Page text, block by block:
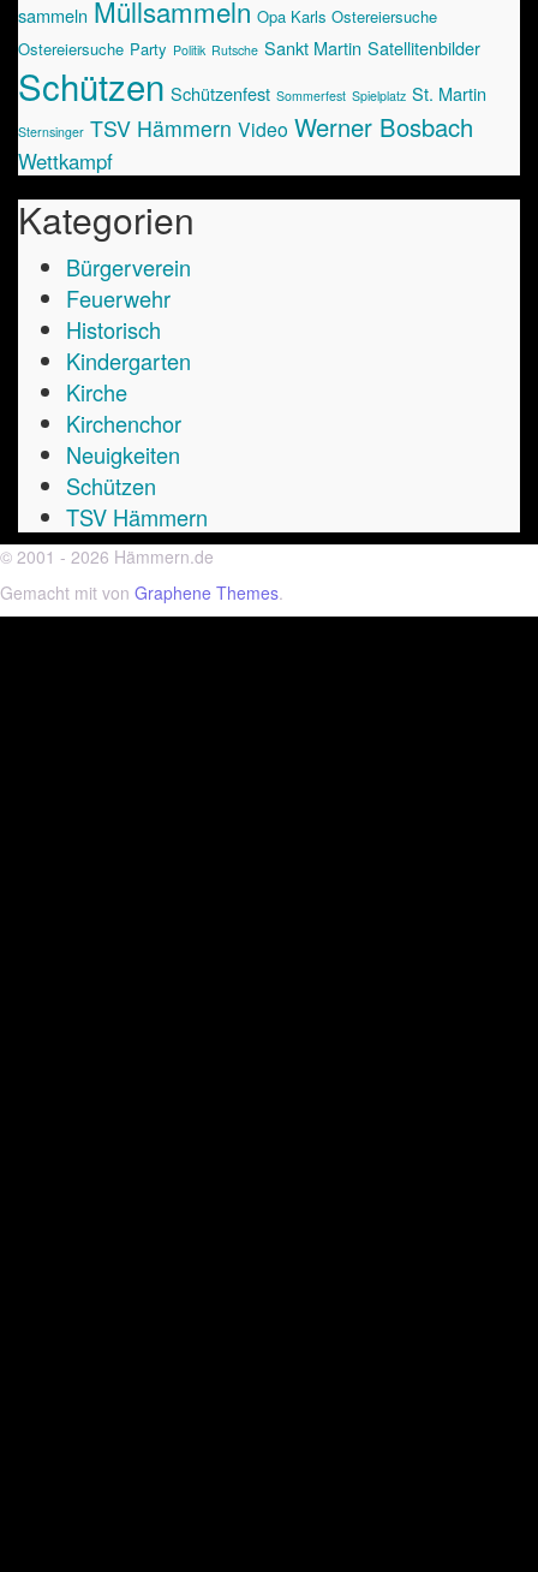
sammeln Müllsammeln Opa Karls Ostereiersuche
Ostereiersuche Party Politik Rutsche Sankt Martin Satellitenbilder
Schützen Schützenfest Sommerfest Spielplatz St. Martin
Sternsinger TSV Hämmern Video Werner Bosbach
Wettkampf
Kategorien
Bürgerverein
Feuerwehr
Historisch
Kindergarten
Kirche
Kirchenchor
Neuigkeiten
Schützen
TSV Hämmern
© 2001 - 2026 Hämmern.de
Gemacht mit von Graphene Themes.